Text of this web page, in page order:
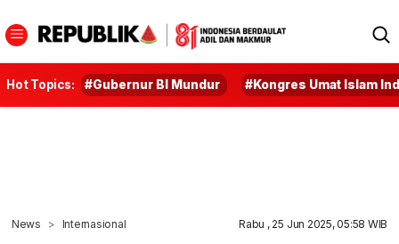
Hot Topics: #Gubernur BI Mundur #Kongres Umat Islam
News Internasional Rabu , 25 Jun 2025, 05:58 WIB